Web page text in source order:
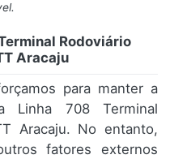
Rodoviário
Aracaju
para manter a
Linha 708 Terminal
Aracaju. No entanto,
fatores externos